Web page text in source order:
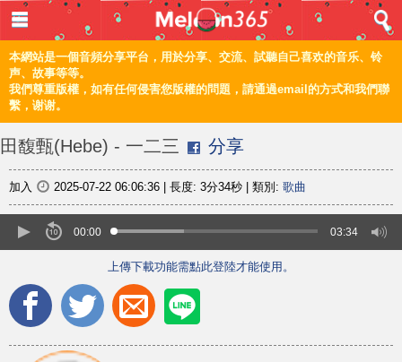
本網站是一個音頻分享平台，用於分享、交流、試聽自己喜欢的音乐、铃
声、故事等等。
我們尊重版權，如有任何侵害您版權的問題，請通過email的方式和我們聯
繫，谢谢。
田馥甄(Hebe) - 一二三 分享
加入 2025-07-22 06:06:36 長度: 3分34秒 類別: 歌曲
00:00 03:34
上傳下載功能需點此登陸才能使用。
登入 / 註冊
首頁
音樂
頻道
編輯
简体
©2021 甜瓜365 Melon365 Melon365.com